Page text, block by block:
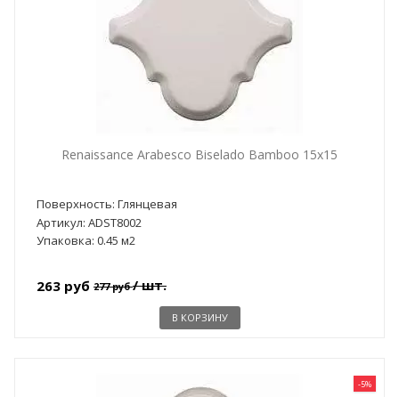
Renaissance Arabesco Biselado Bamboo 15x15
Поверхность: Глянцевая
Артикул: ADST8002
Упаковка: 0.45 м2
263 руб 277 руб/ шт.
В КОРЗИНУ
-5%